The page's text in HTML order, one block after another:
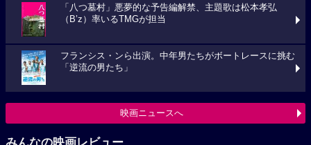
「八つ墓村」悪夢的な予告編解禁、主題歌は松本孝弘
（B’z）率いるTMGが担当
フランシス・ンら出演。中年男たちがボートレースに挑む
「逆流の男たち」
映画ニュースへ